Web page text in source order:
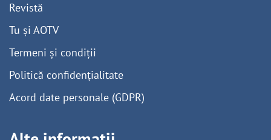
Revistă
Tu și AOTV
Termeni și condiții
Politică confidențialitate
Acord date personale (GDPR)